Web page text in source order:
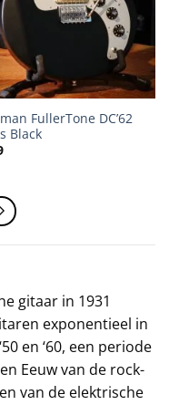
FullerTone DC’62
Black
gitaar in 1931
exponentieel in
en ‘60, een periode
Eeuw van de rock-
van de elektrische